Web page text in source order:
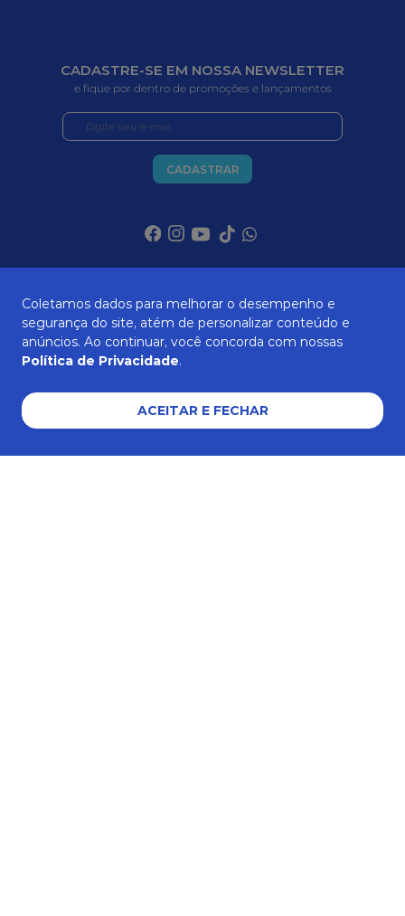
CADASTRE-SE EM NOSSA NEWSLETTER
e fique por dentro de promoções e lançamentos
CADASTRAR
ATENDIMENTO
AJUDA E SUPORTE
Coletamos dados para melhorar o desempenho e
segurança do site, atém de personalizar conteúdo e
anúncios. Ao continuar, você concorda com nossas
Política de Privacidade.
ACEITAR E FECHAR